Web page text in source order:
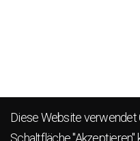
Diese Website verwendet
Schaltfläche "Akzeptieren"